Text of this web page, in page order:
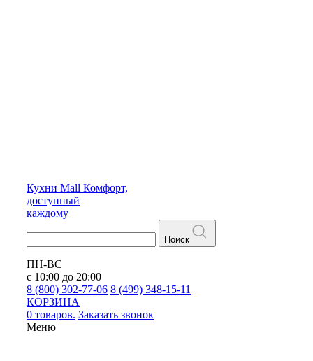
Кухни Mall Комфорт,
доступный
каждому
Поиск
ПН-ВС
с 10:00 до 20:00
8 (800) 302-77-06 8 (499) 348-15-11
КОРЗИНА
0 товаров. Заказать звонок
Меню